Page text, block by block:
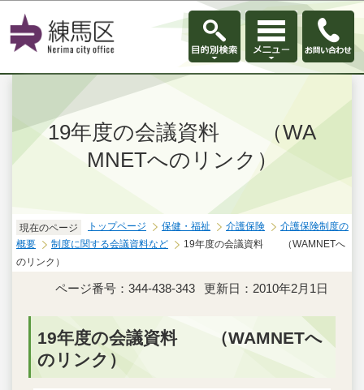
このページの本文へ移動
19年度の会議資料 （WA
MNETへのリンク）
現在のページ トップページ 保健・福祉 介護保険
介護保険制度の
概要
制度に関する会議資料など
19年度の会議資料 （WAMNETへ
のリンク）
ページ番号：344-438-343 更新日：2010年2月1日
19年度の会議資料 （WAMNETへ
のリンク）